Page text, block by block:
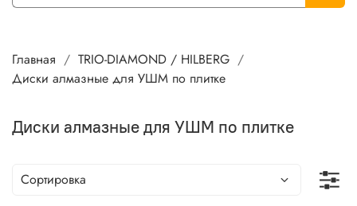
Главная
TRIO-DIAMOND / HILBERG
Диски алмазные для УШМ по плитке
Диски алмазные для УШМ по плитке